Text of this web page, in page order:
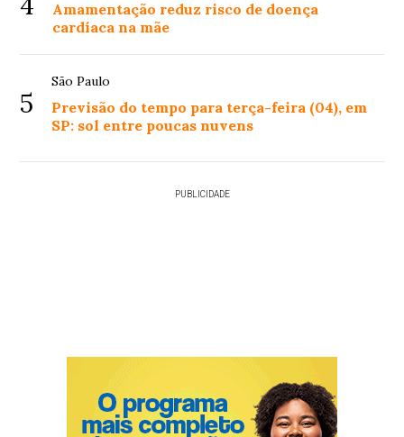
Amamentação reduz risco de doença
cardíaca na mãe
5
São Paulo
Previsão do tempo para terça-feira (04), em
SP: sol entre poucas nuvens
PUBLICIDADE